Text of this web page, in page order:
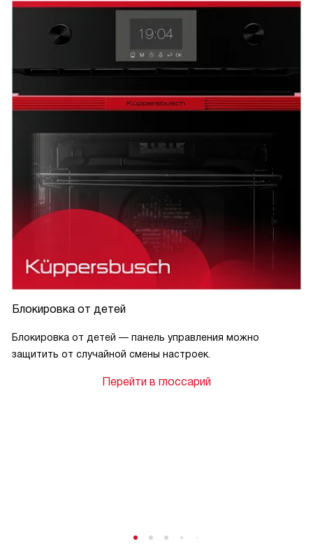
Блокировка от детей
Блокировка от детей — панель управления можно
защитить от случайной смены настроек.
Перейти в глоссарий